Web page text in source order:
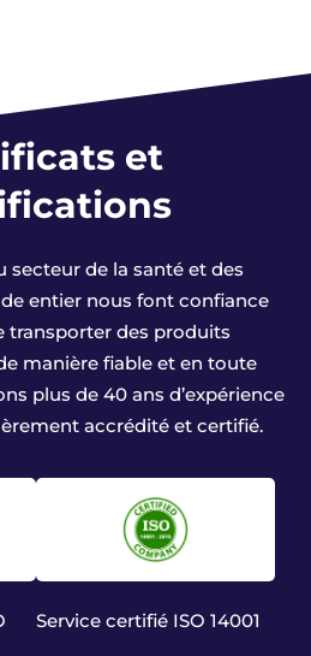
et
secteur de la santé et des
entier nous font confiance
transporter des produits
manière fiable et en toute
plus de 40 ans d’expérience
accrédité et certifié.
Service certifié ISO 14001